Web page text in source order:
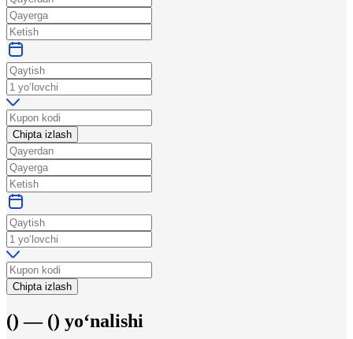
Chipta izlash
Chipta izlash
() — () yo‘nalishi